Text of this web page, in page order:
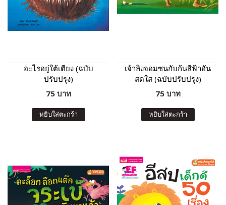
อะไรอยู่ใต้เตียง (ฉบับ
ปรับปรุง)
75 บาท
หยิบใส่ตะกร้า
เจ้าลิงจอมซนกับก้นสีฟ้าอัน
สดใส (ฉบับปรับปรุง)
75 บาท
หยิบใส่ตะกร้า